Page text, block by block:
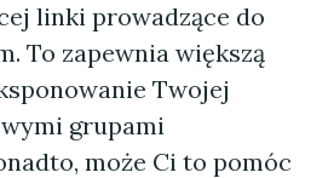
linki prowadzące do
To zapewnia większą
Twojej
grupami
może Ci to pomóc